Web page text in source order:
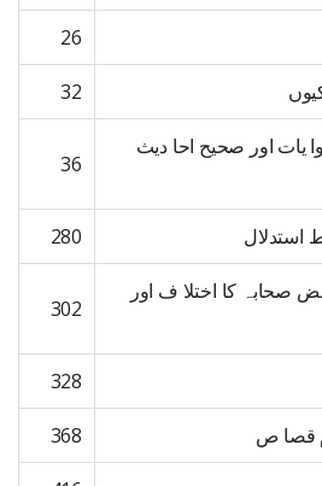
26
32
یات اور صحیح احا دیث
36
استدلال 280
صحابہ کا اختلا ف اور
302
328
قصا ص 368